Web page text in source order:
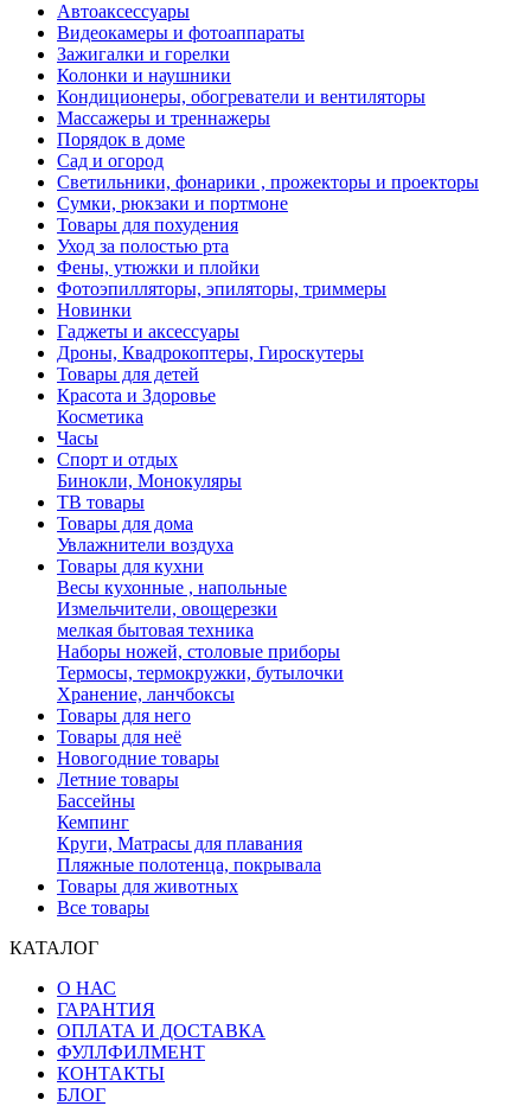
Автоаксессуары
Видеокамеры и фотоаппараты
Зажигалки и горелки
Колонки и наушники
Кондиционеры, обогреватели и вентиляторы
Массажеры и треннажеры
Порядок в доме
Сад и огород
Светильники, фонарики , прожекторы и проекторы
Сумки, рюкзаки и портмоне
Товары для похудения
Уход за полостью рта
Фены, утюжки и плойки
Фотоэпилляторы, эпиляторы, триммеры
Новинки
Гаджеты и аксессуары
Дроны, Квадрокоптеры, Гироскутеры
Товары для детей
Красота и Здоровье
Косметика
Часы
Спорт и отдых
Бинокли, Монокуляры
ТВ товары
Товары для дома
Увлажнители воздуха
Товары для кухни
Весы кухонные , напольные
Измельчители, овощерезки
мелкая бытовая техника
Наборы ножей, столовые приборы
Термосы, термокружки, бутылочки
Хранение, ланчбоксы
Товары для него
Товары для неё
Новогодние товары
Летние товары
Бассейны
Кемпинг
Круги, Матрасы для плавания
Пляжные полотенца, покрывала
Товары для животных
Все товары
КАТАЛОГ
О НАС
ГАРАНТИЯ
ОПЛАТА И ДОСТАВКА
ФУЛЛФИЛМЕНТ
КОНТАКТЫ
БЛОГ